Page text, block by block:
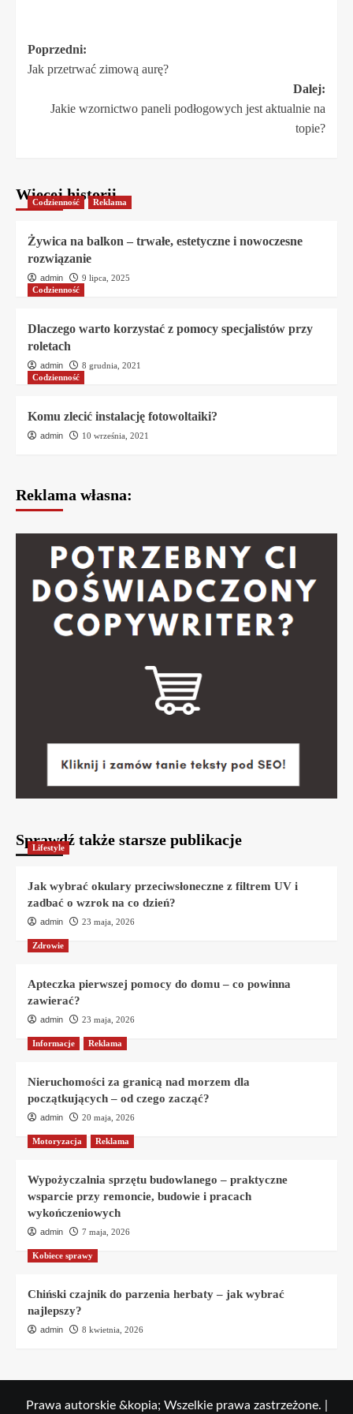
Zobacz
wpisy
Poprzedni:
Jak przetrwać zimową aurę?
Dalej:
Jakie wzornictwo paneli podłogowych jest aktualnie na
topie?
Więcej historii
Codzienność Reklama
Żywica na balkon – trwałe, estetyczne i nowoczesne
rozwiązanie
admin
9 lipca, 2025
Codzienność
Dlaczego warto korzystać z pomocy specjalistów przy
roletach
admin
8 grudnia, 2021
Codzienność
Komu zlecić instalację fotowoltaiki?
admin 10 września, 2021
Reklama własna:
Sprawdź także starsze publikacje
Lifestyle
Jak wybrać okulary przeciwsłoneczne z filtrem UV i
zadbać o wzrok na co dzień?
admin 23 maja, 2026
Zdrowie
Apteczka pierwszej pomocy do domu – co powinna
zawierać?
admin 23 maja, 2026
Informacje Reklama
Nieruchomości za granicą nad morzem dla
początkujących – od czego zacząć?
admin 20 maja, 2026
Motoryzacja Reklama
Wypożyczalnia sprzętu budowlanego – praktyczne
wsparcie przy remoncie, budowie i pracach
wykończeniowych
admin 7 maja, 2026
Kobiece sprawy
Chiński czajnik do parzenia herbaty – jak wybrać
najlepszy?
admin 8 kwietnia, 2026
Prawa autorskie &kopia; Wszelkie prawa zastrzeżone.